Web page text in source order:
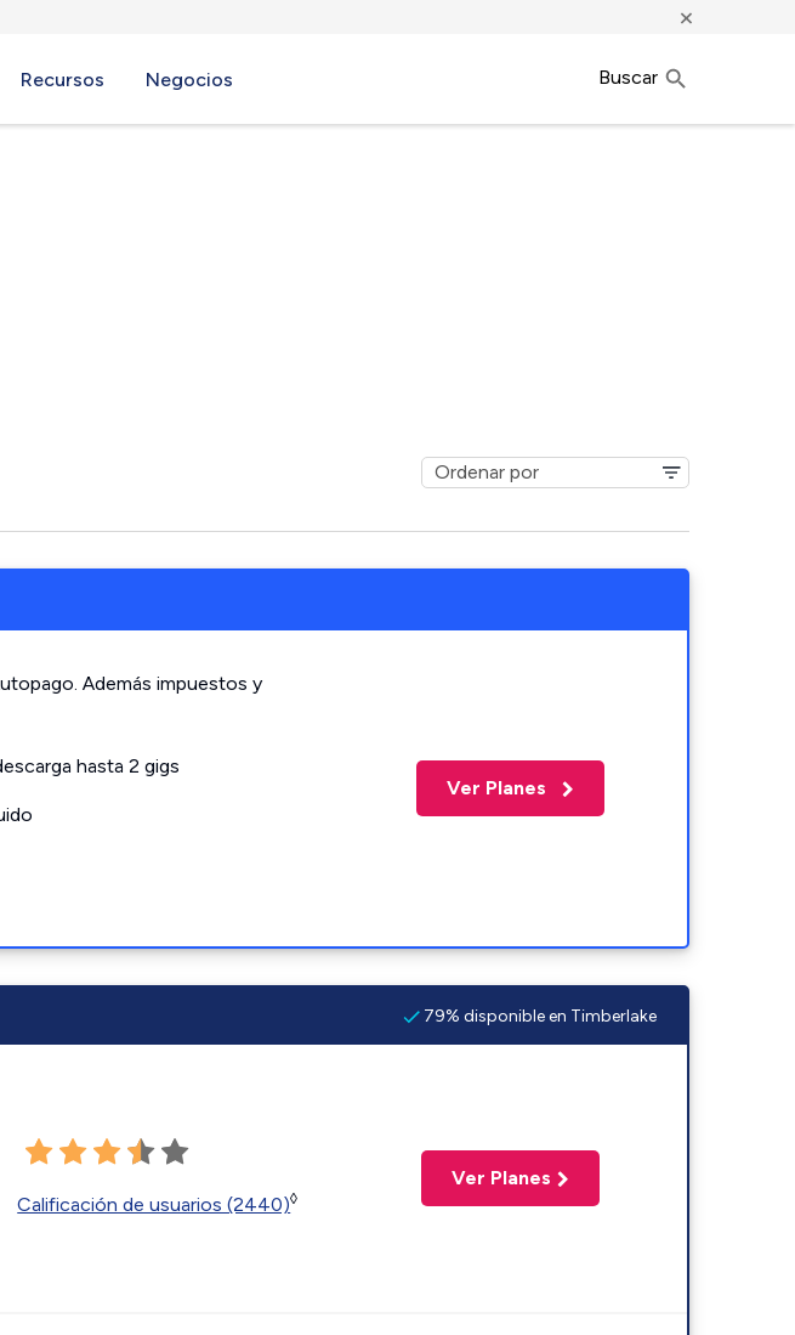
×
Recursos Negocios Buscar
Además impuestos y
hasta 2 gigs
Ver Planes
79% disponible en Timberlake
Calificación de usuarios (2440)◊
Ver Planes